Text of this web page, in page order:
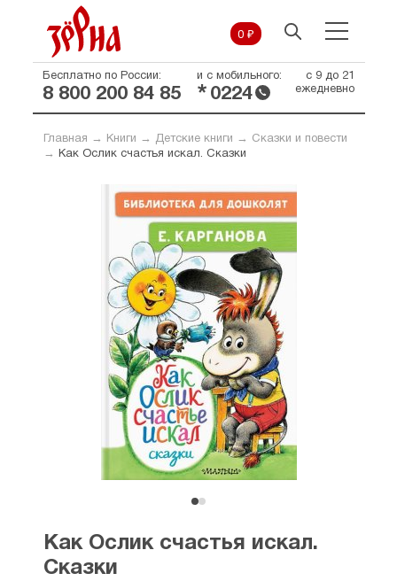
0 ₽
Бесплатно по России:
8 800 200 84 85
и с мобильного:
* 0224
с 9 до 21
ежедневно
Главная → Книги → Детские книги →
Сказки и повести
→
Как Ослик счастья искал. Сказки
Как Ослик счастья искал.
Сказки